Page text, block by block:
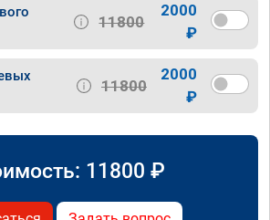
11800
2000
₽
11800
2000
₽
11800 ₽